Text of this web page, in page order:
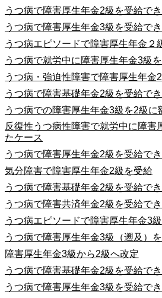
うつ病で障害厚生年金2級を受給で
うつ病で障害厚生年金3級を受給で
うつ病エピソードで障害厚生年金２
うつ病で就労中に障害厚生年金3級
うつ病・強迫性障害で障害厚生年金
うつ病で障害基礎年金2級を受給で
うつ病での障害厚生年金3級を2級に
反復性うつ病性障害で就労中に障害
たケース
うつ病で障害厚生年金2級を受給で
気分障害で障害厚生年金2級を受給
うつ病で障害基礎年金2級を受給で
うつ病で障害共済年金2級を受給で
うつ病エピソードで障害厚生年金3
うつ病で障害厚生年金3級（遡及）
障害厚生年金3級から2級へ改定
うつ病で障害基礎年金2級を受給で
うつ病で障害厚生年金3級を受給で